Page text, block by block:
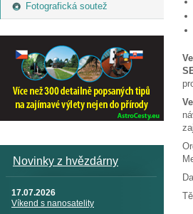
Fotografická soutež
Novinky z hvězdárny
17.07.2026
Víkend s nanosatelity